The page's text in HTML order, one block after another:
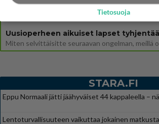
Miesten tuijotus
STARA.FI
Eppu Normaali jätti jäähyväiset 44 kappaleella –
Lentoturvallisuuteen vaikuttaa jokainen
Tietosuoja